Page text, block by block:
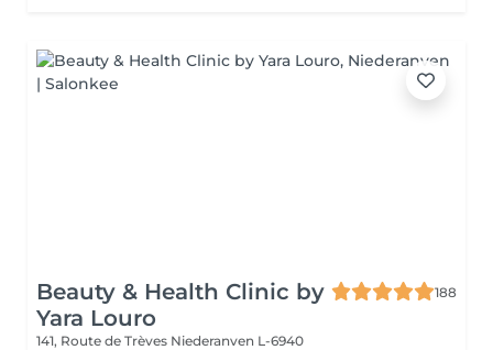
Beauty & Health Clinic by
Yara Louro
188
141, Route de Trèves Niederanven L-6940